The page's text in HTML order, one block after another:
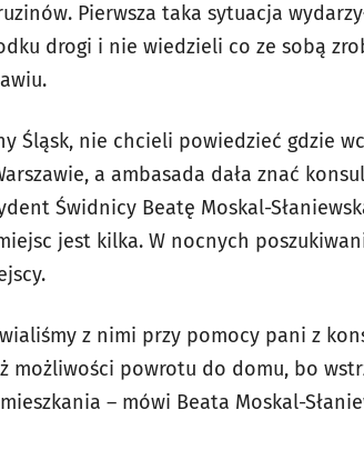
Pierwsza taka sytuacja
drogi i nie wiedzieli co ze sobą
Śląsk, nie chcieli powiedzieć gdzie
a ambasada dała znać
Świdnicy Beatę Moskal-
jest kilka. W nocnych
z nimi przy pomocy pani z
możliwości powrotu do domu, bo
– mówi Beata Moskal-